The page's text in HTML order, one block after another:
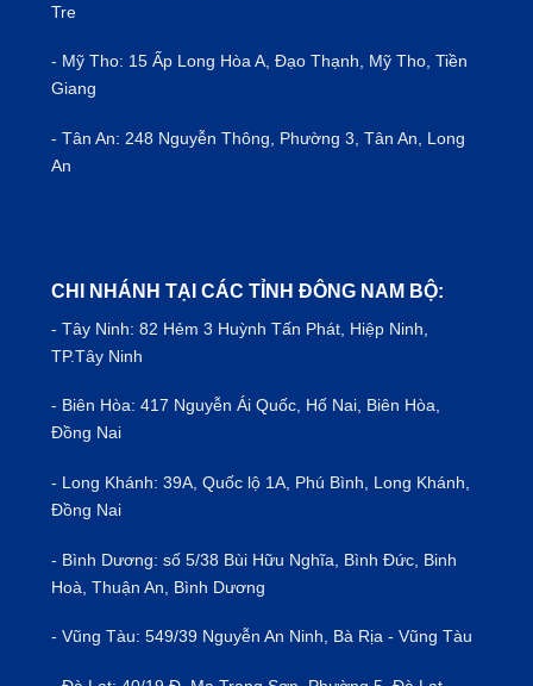
Tre
- Mỹ Tho: 15 Ấp Long Hòa A, Đạo Thạnh, Mỹ Tho, Tiền
Giang
- Tân An: 248 Nguyễn Thông, Phường 3, Tân An, Long
An
CHI NHÁNH TẠI CÁC TỈNH ĐÔNG NAM BỘ:
- Tây Ninh: 82 Hẻm 3 Huỳnh Tấn Phát, Hiệp Ninh,
TP.Tây Ninh
- Biên Hòa: 417 Nguyễn Ái Quốc, Hố Nai, Biên Hòa,
Đồng Nai
- Long Khánh: 39A, Quốc lộ 1A, Phú Bình, Long Khánh,
Đồng Nai
- Bình Dương: số 5/38 Bùi Hữu Nghĩa, Bình Đức, Binh
Hoà, Thuận An, Bình Dương
- Vũng Tàu: 549/39 Nguyễn An Ninh, Bà Rịa - Vũng Tàu